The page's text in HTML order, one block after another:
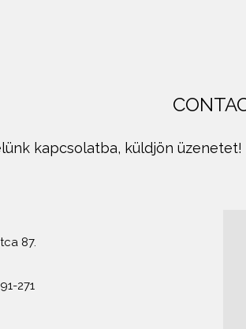
kapcsolatba, küldjön üzenetet!
87.
271